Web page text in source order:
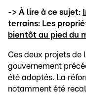
-> À lire à ce sujet:
terrains: Les
bientôt au pied du
Ces deux projets de
gouvernement
été adoptés. La
notamment été